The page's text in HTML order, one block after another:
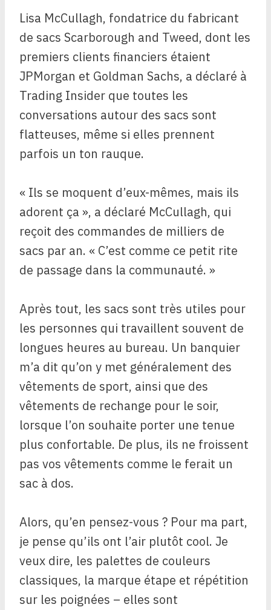
Lisa McCullagh, fondatrice du fabricant
de sacs Scarborough and Tweed, dont les
premiers clients financiers étaient
JPMorgan et Goldman Sachs, a déclaré à
Trading Insider que toutes les
conversations autour des sacs sont
flatteuses, même si elles prennent
parfois un ton rauque.
« Ils se moquent d’eux-mêmes, mais ils
adorent ça », a déclaré McCullagh, qui
reçoit des commandes de milliers de
sacs par an. « C’est comme ce petit rite
de passage dans la communauté. »
Après tout, les sacs sont très utiles pour
les personnes qui travaillent souvent de
longues heures au bureau. Un banquier
m’a dit qu’on y met généralement des
vêtements de sport, ainsi que des
vêtements de rechange pour le soir,
lorsque l’on souhaite porter une tenue
plus confortable. De plus, ils ne froissent
pas vos vêtements comme le ferait un
sac à dos.
Alors, qu’en pensez-vous ? Pour ma part,
je pense qu’ils ont l’air plutôt cool. Je
veux dire, les palettes de couleurs
classiques, la marque étape et répétition
sur les poignées – elles sont